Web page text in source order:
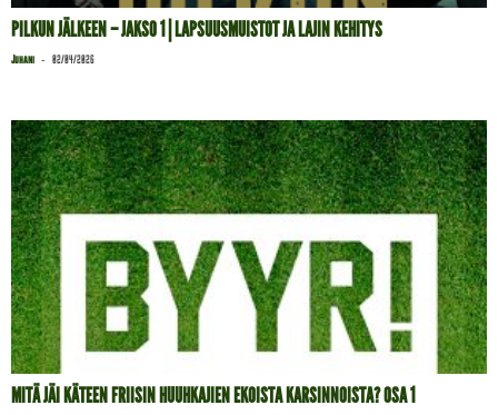
PILKUN JÄLKEEN – JAKSO 1 | LAPSUUSMUISTOT JA LAJIN KEHITYS
Juhani - 02/04/2026
MITÄ JÄI KÄTEEN FRIISIN HUUHKAJIEN EKOISTA KARSINNOISTA? OSA 1